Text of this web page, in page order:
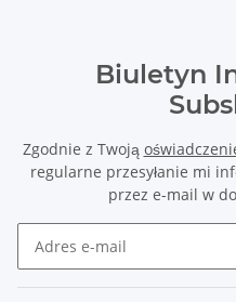
Biuletyn
Zgodnie z Twoją
regularne przesyłanie mi
przez e-mail w